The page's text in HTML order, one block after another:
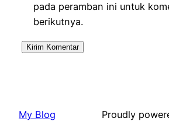
pada peramban ini untuk
berikutnya.
My Blog Proudly